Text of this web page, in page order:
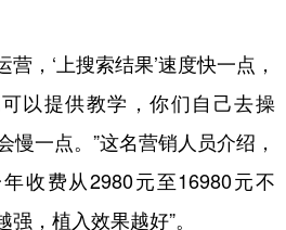
，‘上搜索结果’速度快一点，
以提供教学，你们自己去操
慢一点。”这名营销人员介绍，
收费从2980元至16980元不
强，植入效果越好”。